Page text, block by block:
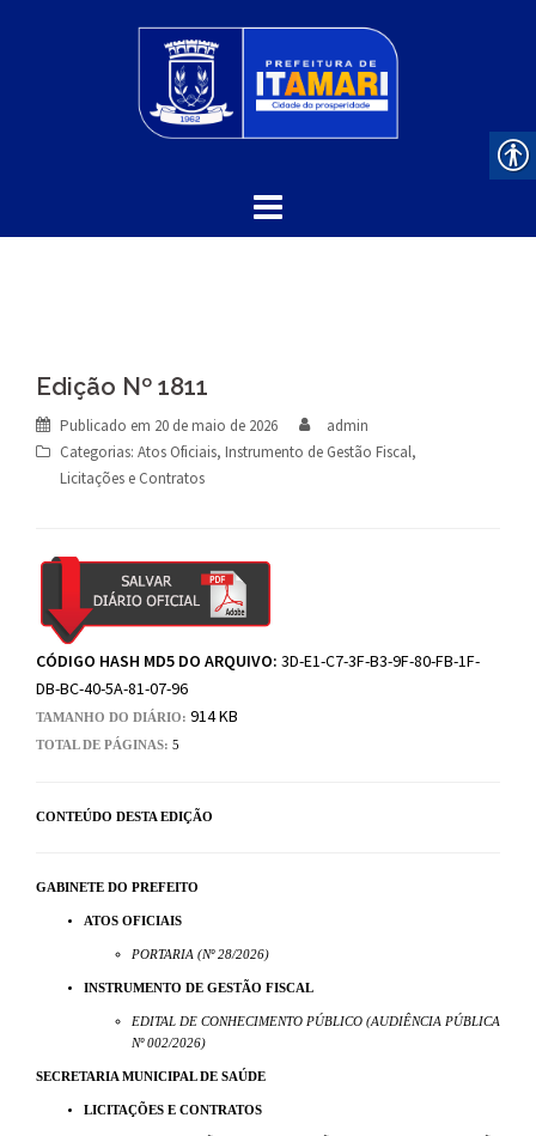
Edição Nº 1811
Publicado em 20 de maio de 2026
admin
Categorias: Atos Oficiais, Instrumento de Gestão Fiscal,
Licitações e Contratos
CÓDIGO HASH MD5 DO ARQUIVO: 3D-E1-C7-3F-B3-9F-80-FB-1F-
DB-BC-40-5A-81-07-96
TAMANHO DO DIÁRIO: 914 KB
TOTAL DE PÁGINAS: 5
CONTEÚDO DESTA EDIÇÃO
GABINETE DO PREFEITO
ATOS OFICIAIS
PORTARIA (Nº 28/2026)
INSTRUMENTO DE GESTÃO FISCAL
EDITAL DE CONHECIMENTO PÚBLICO (AUDIÊNCIA PÚBLICA
Nº 002/2026)
SECRETARIA MUNICIPAL DE SAÚDE
LICITAÇÕES E CONTRATOS